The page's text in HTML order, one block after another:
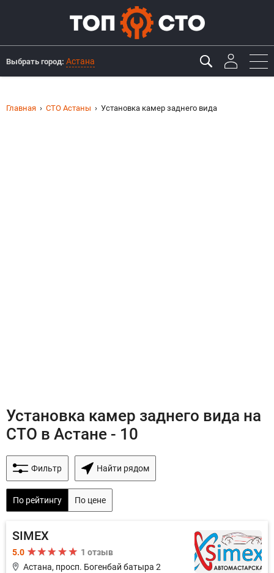
Выбрать город: Астана
Главная СТО Астаны Установка камер заднего вида
Установка камер заднего вида на
СТО в Астане - 10
Фильтр Найти рядом
По рейтингу По цене
SIMEX
5.0
1 отзыв
Астана, просп. Богенбай батыра 2